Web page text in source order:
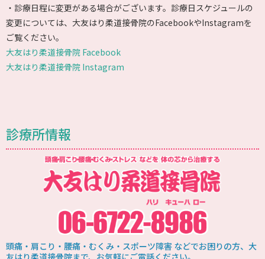
・診療日程に変更がある場合がございます。診療日スケジュールの
変更については、大友はり柔道接骨院のFacebookやInstagramを
ご覧ください。
大友はり柔道接骨院 Facebook
大友はり柔道接骨院 Instagram
診療所情報
頭痛・肩こり・腰痛・むくみ・スポーツ障害 などでお困りの方、大
友はり柔道接骨院まで、お気軽にご電話ください。